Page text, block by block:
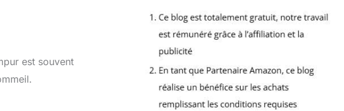
est souvent